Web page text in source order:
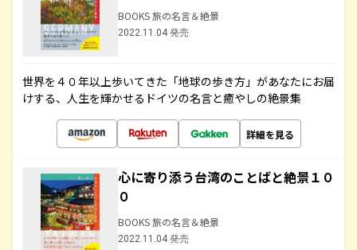
BOOKS 旅の名言＆絶景
2022.11.04 発売
世界を４０年以上歩いてきた「地球の歩き方」があなたにお届
けする、人生を輝かせるドイツの名言と癒やしの絶景集
詳細を見る
心に寄り添う台湾のことばと絶景１０
０
BOOKS 旅の名言＆絶景
2022.11.04 発売